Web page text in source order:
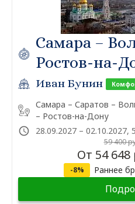
Самара –
Ростов-на-
Иван Бунин
Самара – Саратов –
– Ростов-на-Дону
28.09.2027 – 02.10.2027,
59 400
От 54 648
-8% Раннее